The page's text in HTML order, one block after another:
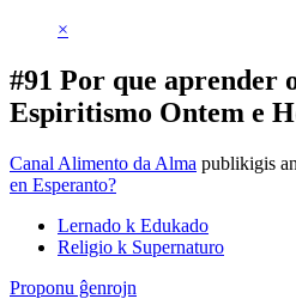
×
#91 Por que aprender
Espiritismo Ontem e
Canal Alimento da Alma publikigis
en Esperanto?
Lernado k Edukado
Religio k Supernaturo
Proponu ĝenrojn